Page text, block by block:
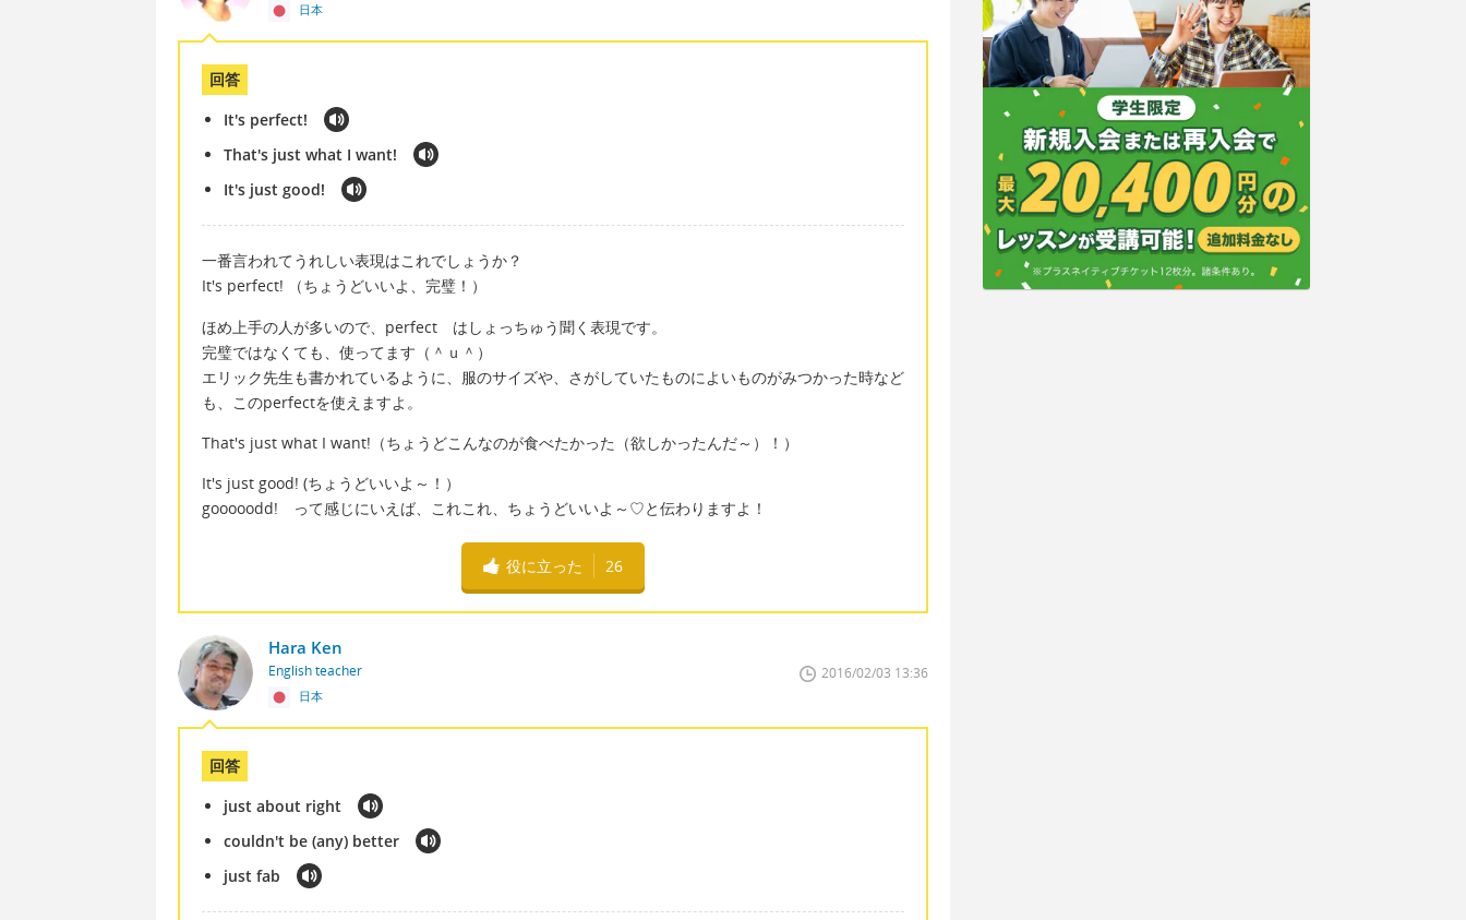
日本
回答
It's perfect!
That's just what I want!
It's just good!
一番言われてうれしい表現はこれでしょうか？
It's perfect! （ちょうどいいよ、完璧！）
ほめ上手の人が多いので、perfect はしょっちゅう聞く表現です。
完璧ではなくても、使ってます（＾ｕ＾）
エリック先生も書かれているように、服のサイズや、さがしていたものによいものがみつかった時など
も、このperfectを使えますよ。
That's just what I want!（ちょうどこんなのが食べたかった（欲しかったんだ～）！）
It's just good! (ちょうどいいよ～！）
gooooodd! って感じにいえば、これこれ、ちょうどいいよ～♡と伝わりますよ！
役に立った 26
Hara Ken
English teacher
日本
2016/02/03 13:36
回答
just about right
couldn't be (any) better
just fab